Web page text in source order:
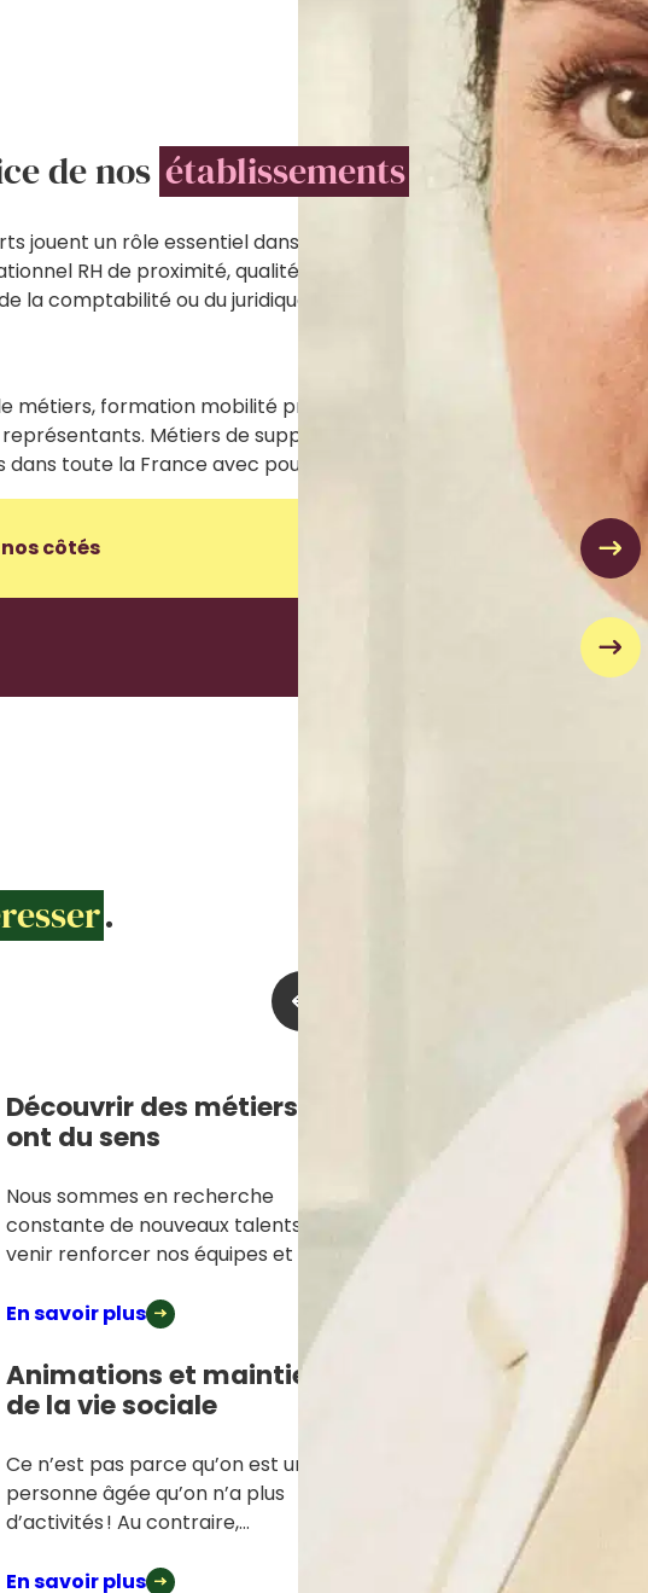
de nos établissements
jouent un rôle essentiel dans l’accompagnement quotidien de nos
RH de proximité, qualité ou encore commercial, en passant
la comptabilité ou du juridique, venez découvrir la richesse de nos
métiers, formation mobilité professionnelle, plan de carrière : les
Métiers de support, du soin ou de confort, de
toute la France avec pour point commun la bienveillance.
côtés
.
Découvrir des métiers qui
ont du sens
Nous sommes en recherche
constante de nouveaux talents pour
venir renforcer nos équipes et faire…
En savoir plus
Animations et maintien
de la vie sociale
Ce n’est pas parce qu’on est une
personne âgée qu’on n’a plus
d’activités ! Au contraire,…
En savoir plus